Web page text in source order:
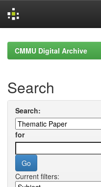
navigationCMMU Digital Archive
Search
Search:
for
Current filters: